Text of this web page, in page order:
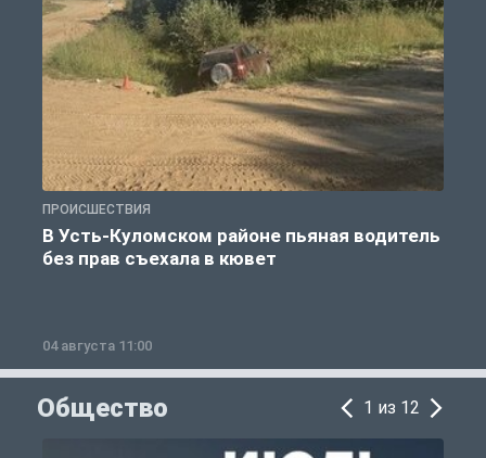
ПРОИСШЕСТВИЯ
В Усть-Куломском районе пьяная водитель
без прав съехала в кювет
04 августа 11:00
Общество 1 из 12